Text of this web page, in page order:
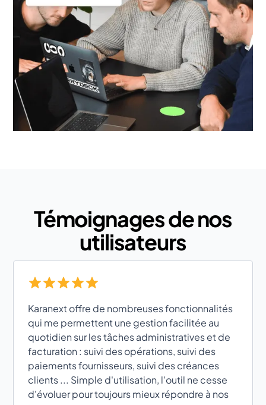
Témoignages de nos
utilisateurs
Karanext offre de nombreuses fonctionnalités
qui me permettent une gestion facilitée au
quotidien sur les tâches administratives et de
facturation : suivi des opérations, suivi des
paiements fournisseurs, suivi des créances
clients ... Simple d'utilisation, l'outil ne cesse
d'évoluer pour toujours mieux répondre à nos